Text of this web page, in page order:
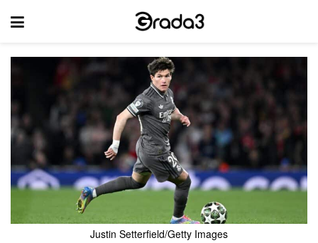
Justin Setterfield/Getty Images